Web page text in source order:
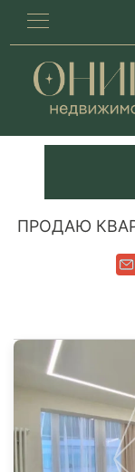
ПРОДАЮ